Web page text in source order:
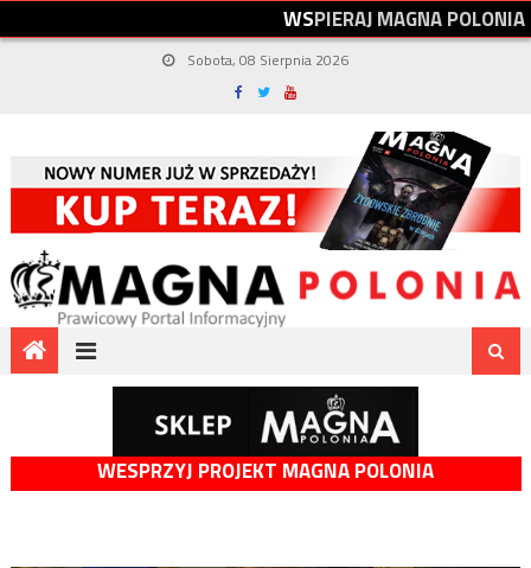
WSPIERAJMAGNAPOLONIA
Sobota, 08 Sierpnia 2026
WESPRZYJ PROJEKT MAGNA POLONIA